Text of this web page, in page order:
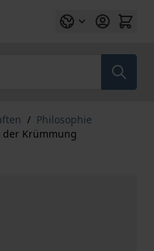
/ Philosophie
der Krümmung